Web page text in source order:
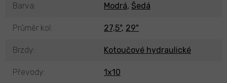
Barva: Modrá, Šedá
Průměr kol: 27,5", 29"
Brzdy: Kotoučové hydraulické
Převody: 1x10